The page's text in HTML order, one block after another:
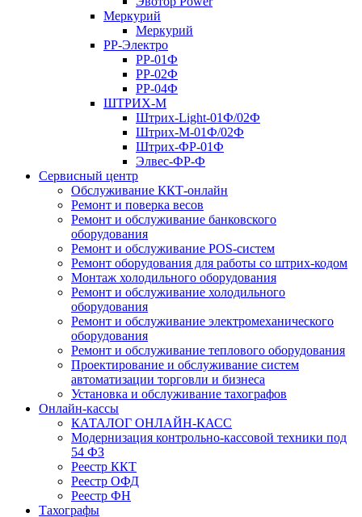
Меркурий
Меркурий
РР-Электро
РР-01Ф
РР-02Ф
РР-04Ф
ШТРИХ-М
Штрих-Light-01Ф/02Ф
Штрих-М-01Ф/02Ф
Штрих-ФР-01Ф
Элвес-ФР-Ф
Сервисный центр
Обслуживание ККТ-онлайн
Ремонт и поверка весов
Ремонт и обслуживание банковского
оборудования
Ремонт и обслуживание POS-систем
Ремонт оборудования для работы со штрих-кодом
Монтаж холодильного оборудования
Ремонт и обслуживание холодильного
оборудования
Ремонт и обслуживание электромеханического
оборудования
Ремонт и обслуживание теплового оборудования
Проектирование и обслуживание систем
автоматизации торговли и бизнеса
Установка и обслуживание тахографов
Онлайн-кассы
КАТАЛОГ ОНЛАЙН-КАСС
Модернизация контрольно-кассовой техники под
54 ФЗ
Реестр ККТ
Реестр ОФД
Реестр ФН
Тахографы